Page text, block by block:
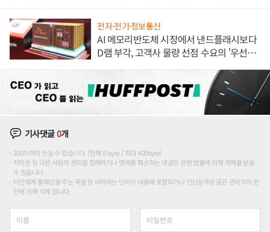
전자·전기·정보통신
AI 메모리반도체 시장에서 낸드플래시보다
D램 부각, 고객사 물량 선점 수요의 '우선순
기사댓글0개
200자까지 쓰실 수 있습니다. (현재 0 byte / 최대 400byte)
저작권 등 다른 사람의 권리를 침해하거나 명예를 훼손하는 댓글은 관련 법률에 의해 제재를 받을
수 있습니다.
타인에게 불쾌감을 주는 욕설 등 비하하는 단어가 내용에 포함되거나 인신공격성 글은 관리자의 판
단에 의해 삭제 합니다.